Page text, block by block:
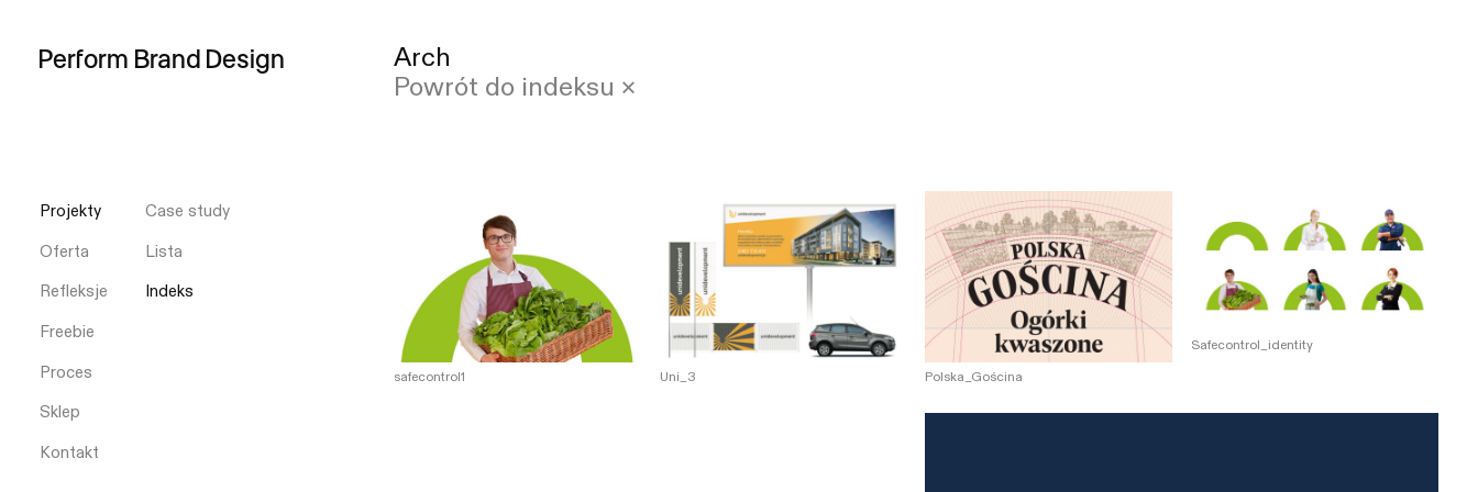
Perform Brand Design
Projekty
Oferta
Refleksje
Freebie
Proces
Sklep
Kontakt
Case study
Lista
Indeks
Arch
Powrót do indeksu ×
safecontrol1 Uni_3 Polska_Gościna
Safecontrol_identity